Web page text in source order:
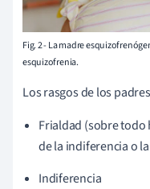
Fig. 2 - La madre
esquizofrenia.
Los rasgos de los
Frialdad (sobre todo
de la indiferencia o
Indiferencia